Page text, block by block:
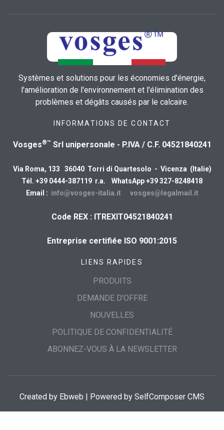
Systèmes et solutions pour les économies d'énergie,
l'amélioration de l'environnement et l'élimination des
problèmes et dégâts causés par le calcaire.
INFORMATIONS DE CONTACT
Vosges®™ Srl unipersonale - P.IVA / C.F. 04521840241
Via Roma, 133 36040 Torri di Quartesolo - Vicenza (Italie)
Tél. +39 0444-387119 r.a. WhatsApp +39 327-8248418
Email : info@vosges-italia.it vosges@legalmail.it
Code REX : ITREXIT04521840241
Entreprise certifiée ISO 9001:2015
LIENS RAPIDES
PRODUITS
DEMANDE D'OFFRE
NOUVELLES
POLITIQUE DE CONFIDENTIALITÉ
ABONNEZ-VOUS À LA NEWSLETTER
Created by Ebweb | Powered by SelfComposer CMS